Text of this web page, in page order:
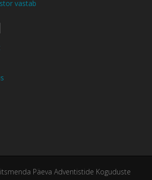
vastab
Päeva Adventistide Koguduste